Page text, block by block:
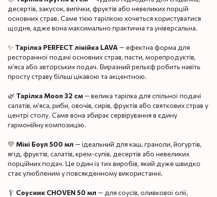
десертів, закусок, випічки, фруктів або невеликих порцій
основних страв. Саме тією тарілкою хочеться користуватися
щодня, адже вона максимально практична та універсальна.
✨ Тарілка PERFECT лінійка LAVA— ефектна форма для
ресторанної подачі основних страв, пасти, морепродуктів,
м’яса або авторських подач. Виразний рельєф робить навіть
просту страву більш цікавою та акцентною.
🌿 Тарілка Moon 32 см— велика тарілка для спільної подачі
салатів, м’яса, риби, овочів, сирів, фруктів або святкових страв у
центрі столу. Саме вона збирає сервірування в єдину
гармонійну композицію.
💛 Міні Боул 500 мл — ідеальний для каш, граноли, йогуртів,
ягід, фруктів, салатів, крем-супів, десертів або невеликих
порційних подач. Це один із тих виробів, який дуже швидко
стає улюбленим у повсякденному використанні.
🥄 Соусник CHOVEN 50 мл — для соусів, оливкової олії,